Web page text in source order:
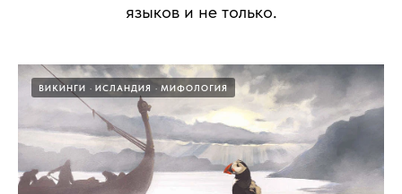
языков и не только.
ВИКИНГИ ИСЛАНДИЯ МИФОЛОГИЯ